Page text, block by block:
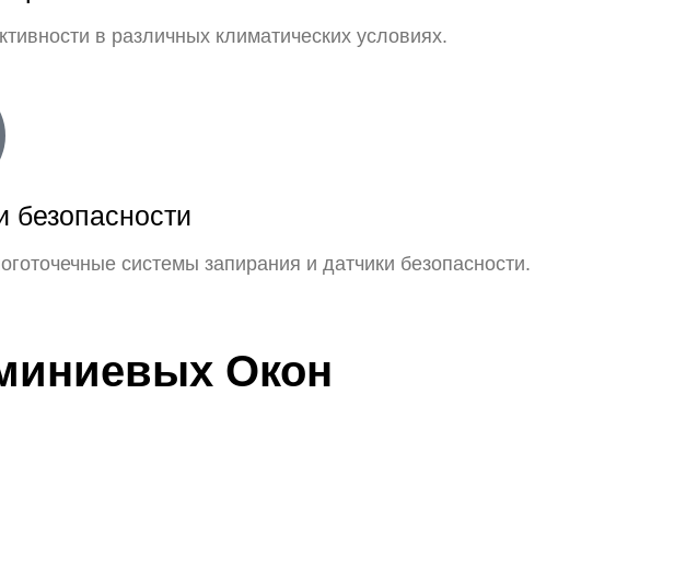
в различных климатических условиях.
системы запирания и датчики безопасности.
Окон